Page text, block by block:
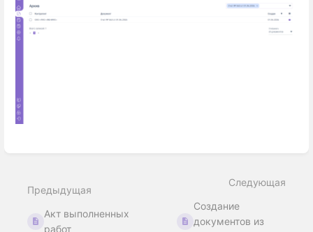
выбора
раздела
Предыдущая
Акт выполненных
работ
Следующая
Создание
документов из